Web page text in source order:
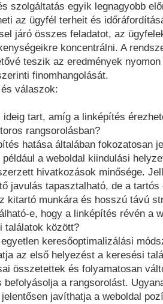
szolgáltatás egyik legnagyobb
az ügyfél terheit és
járó összes feladatot, az
koncentrálni. A
teszik az eredmények
finomhangolását.
válaszok:
ideig tart, amíg a linképítés
rangsorolásban?
hatása általában fokozatosan
például a weboldal kiindulási
hivatkozások minősége.
javulás tapasztalható, de a
kitartó munkára és hosszú távú
e, hogy a linképítés révén a
találatok között?
keresőoptimalizálási
az első helyezést a keresési
összetettek és folyamatosan
befolyásolja a rangsorolást.
javíthatja a weboldal